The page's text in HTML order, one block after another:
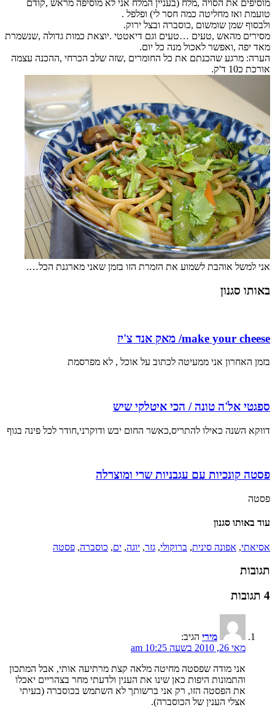
מוסיפים את הסויה ,מלח (בעניין המלח אני לא מוסיפה מראש ,קודם
טועמת ואז מחליטה כמה חסר לי) ופלפל .
ולבסוף שמן שומשום ,כוסברה ובצל ירוק.
מסירים מהאש ,טעים …טעים וגם דיאטטי .יוצאת כמות גדולה ,שנשמרת
מאד יפה ,ואפשר לאכול מנה כל יום.
הערה: מרגע שהכנתם את כל החומרים ,שזה שלב הכרחי ,ההכנה עצמה
אורכת כ10 ד'ק.
אני למשל אוהבת לשמוע את הזמרת הזו בזמן שאני מארגנת הכל….
באותו סגנון
make your cheese/ מאק אנד צ'יז
בזמן האחרון אני ממעיטה לכתוב על אוכל , לא מפרסמת
ספגטי אל'ה טונה / הכי איטלקי שיש
דווקא השנה כאילו להתריס,כאשר החום יבש ודוקרני,חודר לכל פינה בגוף
פסטה קונכיות עם עגבניות שרי ומוצרלה
פסטה
עוד באותו סגנון
אסיאתי, אפונה סינית, ברוקולי, גזר, יוגה, ים, כוסברה, פסטה
תגובות
4 תגובות
מירי הגיב:
מאי 26, 2010 בשעה 10:25 am
אני מודה שפסטה מחיטה מלאה קצת מרתיעה אותי, אבל המתכון
והתמונות היפות כאן שינו את הענין ולדעתי מחר בצהריים יאכלו
את הפסטה הזו, רק אני ברשותך לא השתמש בכוסברה (בעיתי
אצלי הענין של הכוסברה).